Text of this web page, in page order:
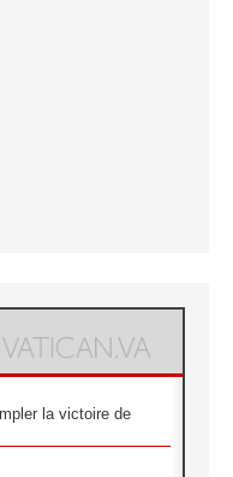
la victoire de